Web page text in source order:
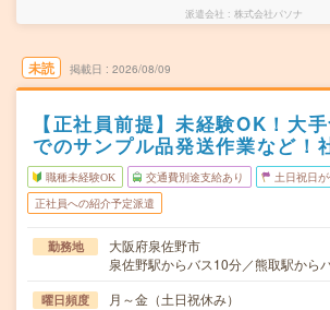
派遣会社 株式会社パソナ
未読 掲載日 2026/08/09
【正社員前提】未経験OK！大
でのサンプル品発送作業など！
職種未経験OK 交通費別途支給あり 土日祝日
正社員への紹介予定派遣
勤務地
大阪府泉佐野市
泉佐野駅からバス10分／熊取駅から
曜日頻度 月～金（土日祝休み）